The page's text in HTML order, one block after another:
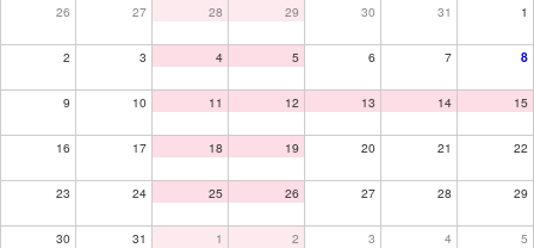
26 27 28 29 30 31 1
2 3 4 5 6 7 8
9 10 11 12 13 14 15
16 17 18 19 20 21 22
23 24 25 26 27 28 29
30 31 1 2 3 4 5